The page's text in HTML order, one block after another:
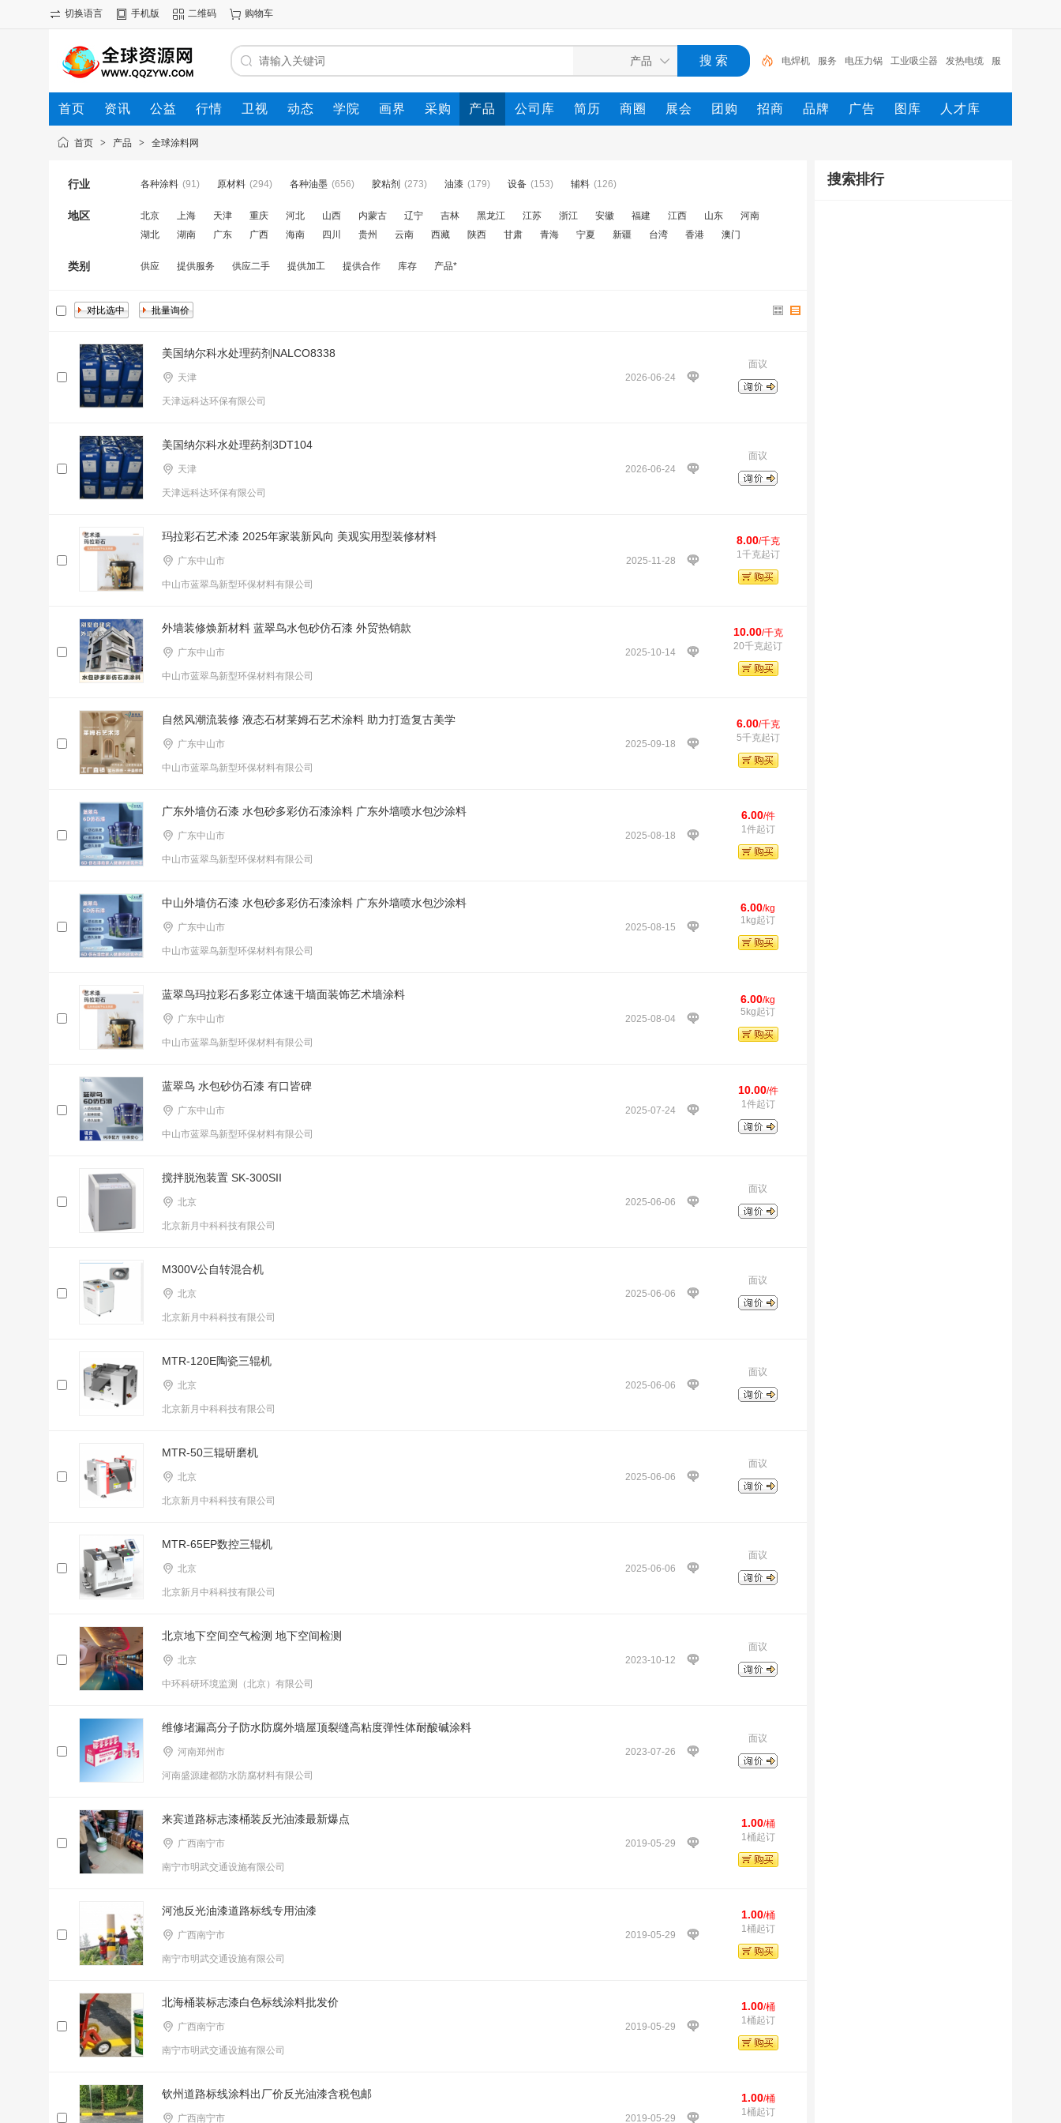
切换语言 手机版 二维码 购物车
电焊机 服务 电压力锅 工业吸尘器 发热电缆 服
装 服装打包机 服务/ 工具 家用电器
首页 资讯 公益 行情 卫视 动态 学院 画界 采购 产品 公司库 简历 商圈 展会 团购 招商 品牌 广告 图库 人才库
首页 > 产品 > 全球涂料网
行业 各种涂料 (91) 原材料 (294) 各种油墨 (656) 胶粘剂 (273) 油漆 (179) 设备 (153) 辅料 (126)
地区 北京 上海 天津 重庆 河北 山西 内蒙古 辽宁 吉林 黑龙江 江苏 浙江 安徽 福建 江西 山东
河南
湖北
湖南 广东 广西 海南 四川 贵州 云南 西藏 陕西 甘肃 青海 宁夏 新疆 台湾 香港 澳门
类别 供应 提供服务 供应二手 提供加工 提供合作 库存 产品*
美国纳尔科水处理药剂NALCO8338
2026-06-24
天津
天津远科达环保有限公司
面议
美国纳尔科水处理药剂3DT104
2026-06-24
天津
天津远科达环保有限公司
面议
玛拉彩石艺术漆 2025年家装新风向 美观实用型装修材料
2025-11-28
广东中山市
中山市蓝翠鸟新型环保材料有限公司
8.00/千克
1千克起订
外墙装修焕新材料 蓝翠鸟水包砂仿石漆 外贸热销款
2025-10-14
广东中山市
中山市蓝翠鸟新型环保材料有限公司
10.00/千克
20千克起订
自然风潮流装修 液态石材莱姆石艺术涂料 助力打造复古美学
2025-09-18
广东中山市
中山市蓝翠鸟新型环保材料有限公司
6.00/千克
5千克起订
广东外墙仿石漆 水包砂多彩仿石漆涂料 广东外墙喷水包沙涂料
2025-08-18
广东中山市
中山市蓝翠鸟新型环保材料有限公司
6.00/件
1件起订
中山外墙仿石漆 水包砂多彩仿石漆涂料 广东外墙喷水包沙涂料
2025-08-15
广东中山市
中山市蓝翠鸟新型环保材料有限公司
6.00/kg
1kg起订
蓝翠鸟玛拉彩石多彩立体速干墙面装饰艺术墙涂料
2025-08-04
广东中山市
中山市蓝翠鸟新型环保材料有限公司
6.00/kg
5kg起订
蓝翠鸟 水包砂仿石漆 有口皆碑
2025-07-24
广东中山市
中山市蓝翠鸟新型环保材料有限公司
10.00/件
1件起订
搅拌脱泡装置 SK-300SII
2025-06-06
北京
北京新月中科科技有限公司
面议
M300V公自转混合机
2025-06-06
北京
北京新月中科科技有限公司
面议
MTR-120E陶瓷三辊机
2025-06-06
北京
北京新月中科科技有限公司
面议
MTR-50三辊研磨机
2025-06-06
北京
北京新月中科科技有限公司
面议
MTR-65EP数控三辊机
2025-06-06
北京
北京新月中科科技有限公司
面议
北京地下空间空气检测 地下空间检测
2023-10-12
北京
中环科研环境监测（北京）有限公司
面议
维修堵漏高分子防水防腐外墙屋顶裂缝高粘度弹性体耐酸碱涂料
2023-07-26
河南郑州市
河南盛源建都防水防腐材料有限公司
面议
来宾道路标志漆桶装反光油漆最新爆点
2019-05-29
广西南宁市
南宁市明武交通设施有限公司
1.00/桶
1桶起订
河池反光油漆道路标线专用油漆
2019-05-29
广西南宁市
南宁市明武交通设施有限公司
1.00/桶
1桶起订
北海桶装标志漆白色标线涂料批发价
2019-05-29
广西南宁市
南宁市明武交通设施有限公司
1.00/桶
1桶起订
钦州道路标线涂料出厂价反光油漆含税包邮
2019-05-29
广西南宁市
1.00/桶
1桶起订
搜索排行